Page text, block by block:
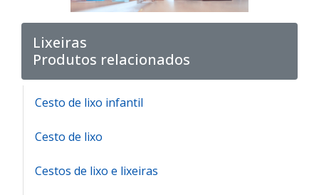
Lixeiras
Produtos relacionados
Cesto de lixo infantil
Cesto de lixo
Cestos de lixo e lixeiras